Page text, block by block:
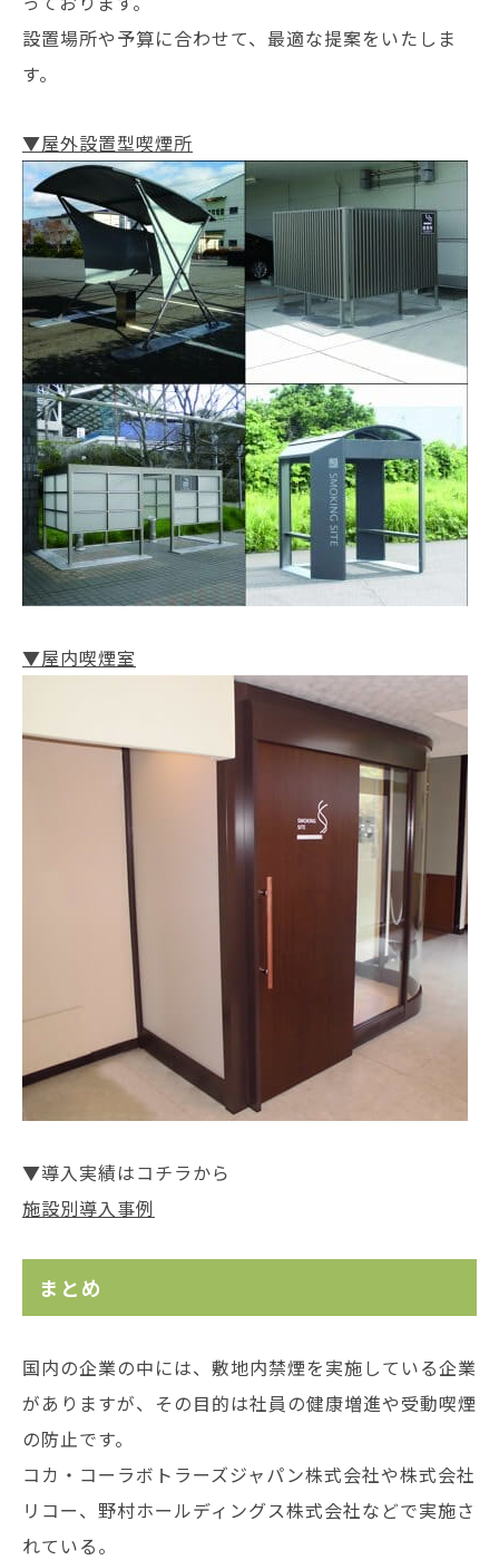
設置場所や予算に合わせて、最適な提案をいたしま
す。
▼屋外設置型喫煙所
▼屋内喫煙室
▼導入実績はコチラから
施設別導入事例
まとめ
国内の企業の中には、敷地内禁煙を実施している企業
がありますが、その目的は社員の健康増進や受動喫煙
の防止です。
コカ・コーラボトラーズジャパン株式会社や株式会社
リコー、野村ホールディングス株式会社などで実施さ
れている。